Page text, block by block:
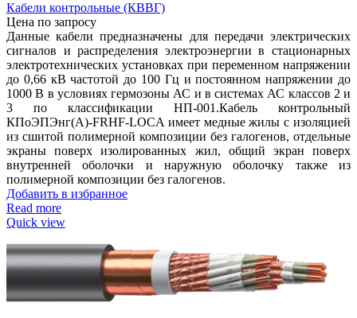
Кабели контрольные (КВВГ)
Цена по запросу
Данные кабели предназначены для передачи электрических
сигналов и распределения электроэнергии в стационарных
электротехнических установках при переменном напряжении
до 0,66 кВ частотой до 100 Гц и постоянном напряжении до
1000 В в условиях гермозоны АС и в системах АС классов 2 и
3 по классификации НП-001.Кабель контрольный
КПоЭПЭнг(А)-FRHF-LOCA имеет медные жилы с изоляцией
из сшитой полимерной композиции без галогенов, отдельные
экраны поверх изолированных жил, общий экран поверх
внутренней оболочки и наружную оболочку также из
полимерной композиции без галогенов.
Добавить в избранное
Read more
Quick view